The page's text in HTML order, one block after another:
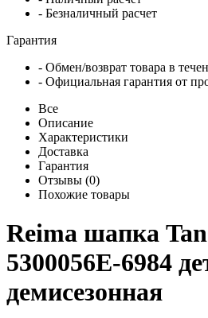
- Безналичный расчет
Гарантия
- Обмен/возврат товара в
- Официальная гарантия от
Все
Описание
Характеристики
Доставка
Гарантия
Отзывы (0)
Похожие товары
Reima шапка
5300056Е-6984
демисезонная